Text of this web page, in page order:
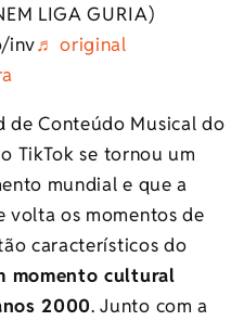
LIGA GURIA)
inv♬ original
de Conteúdo Musical do
TikTok se tornou um
mundial e que a
volta os momentos de
característicos do
momento cultural
2000. Junto com a